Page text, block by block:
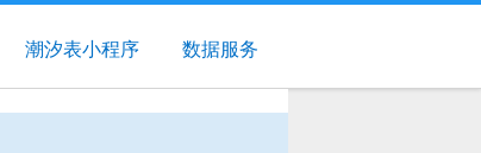
潮汐表小程序 数据服务